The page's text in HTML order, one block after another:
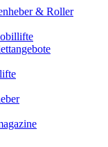
& Roller